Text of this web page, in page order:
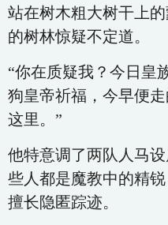
站在树木粗大树干上
的树林惊疑不定道。
“你在质疑我？今日皇
狗皇帝祈福，今早便
这里。”
他特意调了两队人马
些人都是魔教中的精
擅长隐匿踪迹。